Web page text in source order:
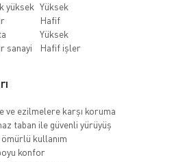
yüksek Yüksek
Hafif
Yüksek
sanayi Hafif işler
ve ezilmelere karşı koruma
taban ile güvenli yürüyüş
ömürlü kullanım
konfor